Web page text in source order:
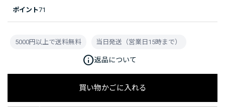
ポイント71
買い物かごに入れる
5000円以上で送料無料 当日発送（営業日15時まで）
info返品について